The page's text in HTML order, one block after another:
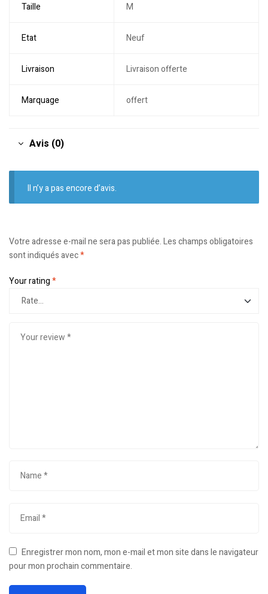
Taille M
Etat Neuf
Livraison Livraison offerte
Marquage offert
Avis (0)
Il n’y a pas encore d’avis.
Votre adresse e-mail ne sera pas publiée.Les champs obligatoires
sont indiqués avec*
Your rating*
Enregistrer mon nom, mon e-mail et mon site dans le navigateur
pour mon prochain commentaire.